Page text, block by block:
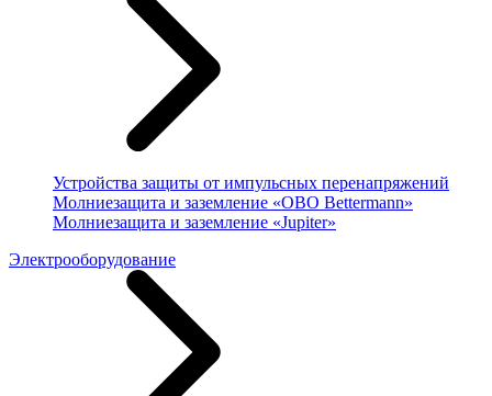
Устройства защиты от импульсных перенапряжений
Молниезащита и заземление «OBO Bettermann»
Молниезащита и заземление «Jupiter»
Электрооборудование